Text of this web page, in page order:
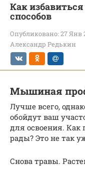
Как
способов
Опубликовано: 27 Янв
Александр Редькин
Мышиная
Лучше всего,
обойдут ваш
для освоения.
рады? Это не так
Снова травы.